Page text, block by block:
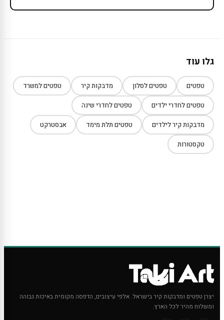
גלו עוד
טפטים טפטים לסלון מדבקות קיר טפטים למשרד
טפטים לחדרי ילדים טפטים לחדרי שינה
מדבקות קיר לילדים טפטים תלת מימד אבסטרקט
טקסטורות
יצרן טפטים ומדבקות קיר בישראל. אלפי עיצובים, הדפסה מקומית באיכות גבוהה
ומשלוח מהיר לכל הארץ.